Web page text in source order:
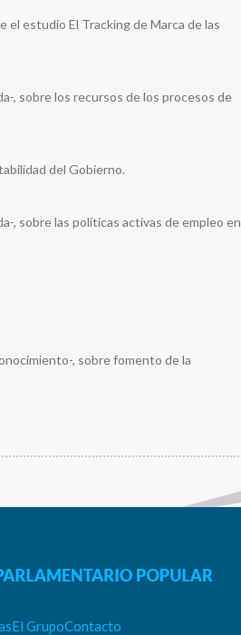
el estudio El Tracking de Marca de las
, sobre los recursos de los procesos de
del Gobierno.
, sobre las políticas activas de empleo en
, sobre fomento de la
El GrupoContacto